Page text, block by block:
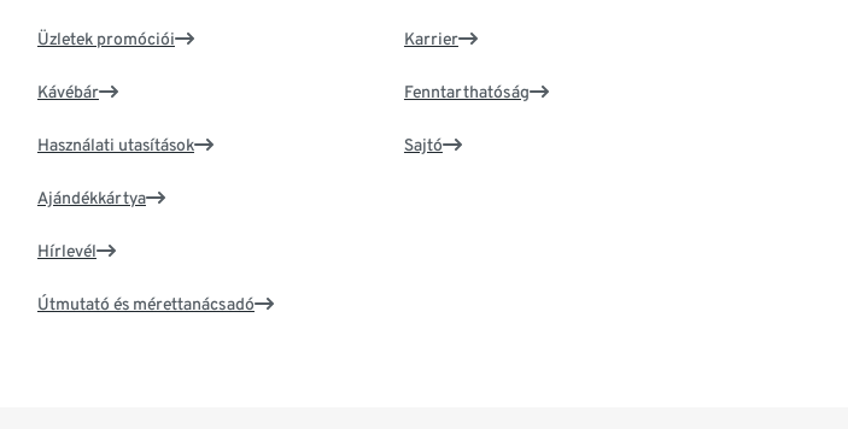
Üzletek promóciói
Kávébár
Használati utasítások
Ajándékkártya
Hírlevél
Útmutató és mérettanácsadó
Karrier
Fenntarthatóság
Sajtó